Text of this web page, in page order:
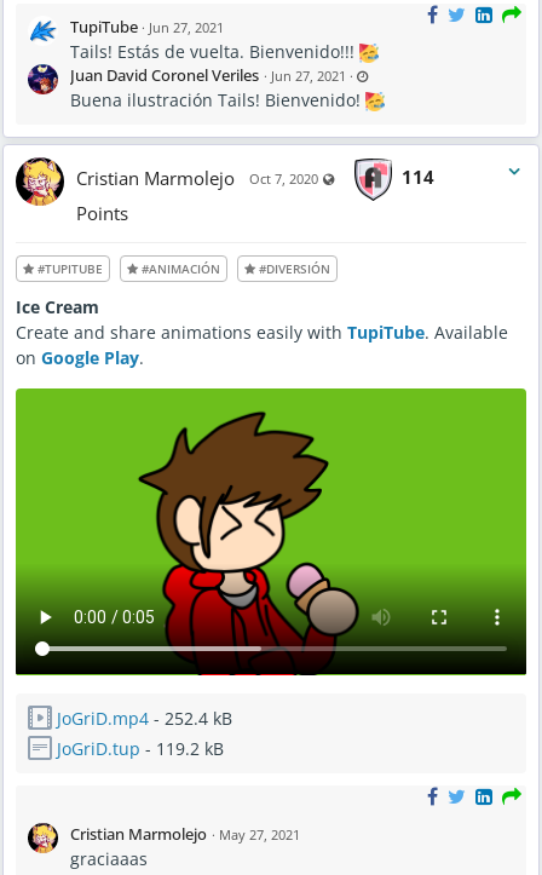
TupiTube · Jun 27, 2021
Tails! Estás de vuelta. Bienvenido!!!
Juan David Coronel Veriles · Jun 27, 2021 · L
a
s
t
p
d
a
t
e
d
1
1
Buena ilustración Tails! Bienvenido!
Cristian Marmolejo Oct 7, 2020 Visible also to unregistered
114
Points
#TUPITUBE #ANIMACIÓN #DIVERSIÓN
Ice Cream
Create and share animations easily with TupiTube. Available
on Google Play.
JoGriD.mp4 - 252.4 kB
JoGriD.tup - 119.2 kB
Cristian Marmolejo · May 27, 2021
graciaaas